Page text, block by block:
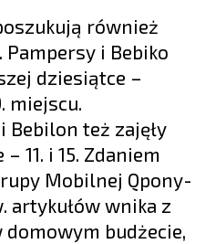
również
i Bebiko
dziesiątce –
miejscu.
Bebilon też zajęły
11. i 15. Zdaniem
Mobilnej Qpony-
artykułów wnika z
domowym budżecie,